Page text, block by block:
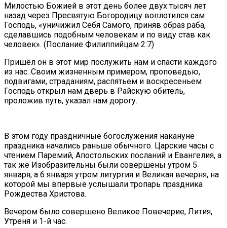
Милостью Божией в этот день более двух тысяч лет
назад через Пресвятую Богородицу воплотился сам
Господь, «уничижил Себя Самого, приняв образ раба,
сделавшись подобным человекам и по виду став как
человек». (Послание Филиппийцам 2:7)
Пришёл он в этот мир послужить нам и спасти каждого
из нас. Своим жизненным примером, проповедью,
подвигами, страданиям, распятьем и воскресеньем
Господь открыл нам дверь в Райскую обитель,
проложив путь, указал нам дорогу.
В этом году праздничные богослужения накануне
праздника начались раньше обычного. Царские часы с
чтением Паремий, Апостольских посланий и Евангелия, а
так же Изобразительны были совершены утром 5
января, а 6 января утром литургия и Великая вечерня, на
которой мы впервые услышали тропарь праздника
Рождества Христова.
Вечером было совершено Великое Повечерие, Лития,
Утреня и 1-й час.